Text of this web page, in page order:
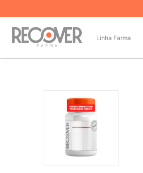
Linha Farma